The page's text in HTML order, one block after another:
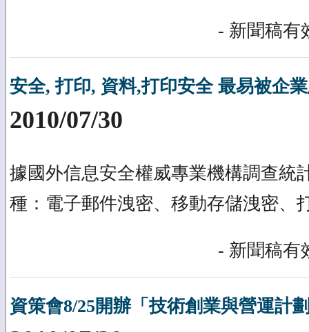
- 新聞稿有
安全, 打印, 資料,打印安全 最易被企
2010/07/30
據國外信息安全權威專業機構調查統
種：電子郵件洩密、移動存儲洩密、
- 新聞稿有
資策會8/25開辦「技術創業與營運計